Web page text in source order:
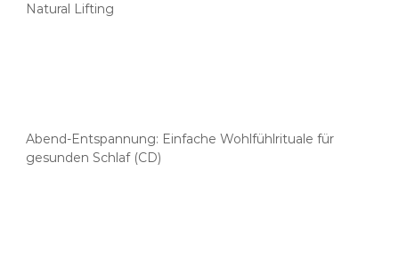
Natural Lifting
Abend-Entspannung: Einfache Wohlfühlrituale für
gesunden Schlaf (CD)